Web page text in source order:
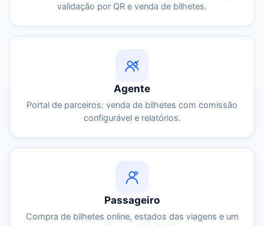
validação por QR e venda de bilhetes.
Agente
Portal de parceiros: venda de bilhetes com comissão
configurável e relatórios.
Passageiro
Compra de bilhetes online, estados das viagens e um